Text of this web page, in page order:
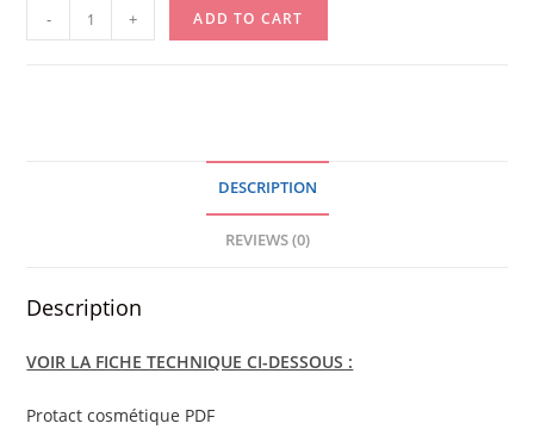
CONVEEN
- + ADD TO CART
DESCRIPTION
REVIEWS (0)
Description
VOIR LA FICHE TECHNIQUE CI-DESSOUS :
Protact cosmétique PDF